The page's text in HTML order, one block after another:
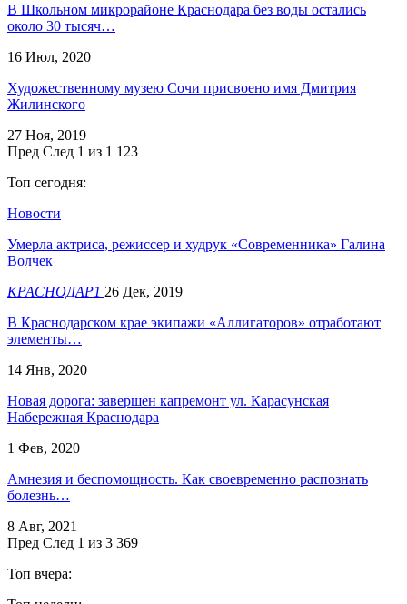
В Школьном микрорайоне Краснодара без воды остались
около 30 тысяч…
16 Июл, 2020
Художественному музею Сочи присвоено имя Дмитрия
Жилинского
27 Ноя, 2019
Пред След 1 из 1 123
Топ сегодня:
Новости
Умерла актриса, режиссер и худрук «Современника» Галина
Волчек
КРАСНОДАР1 26 Дек, 2019
В Краснодарском крае экипажи «Аллигаторов» отработают
элементы…
14 Янв, 2020
Новая дорога: завершен капремонт ул. Карасунская
Набережная Краснодара
1 Фев, 2020
Амнезия и беспомощность. Как своевременно распознать
болезнь…
8 Авг, 2021
Пред След 1 из 3 369
Топ вчера: